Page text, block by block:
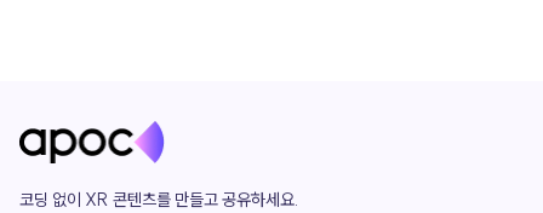
코딩 없이 XR 콘텐츠를 만들고 공유하세요.